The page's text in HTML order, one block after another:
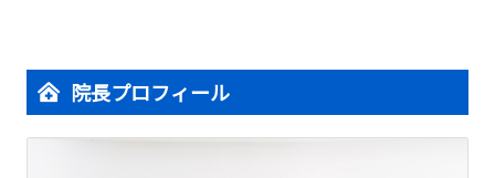
院長プロフィール